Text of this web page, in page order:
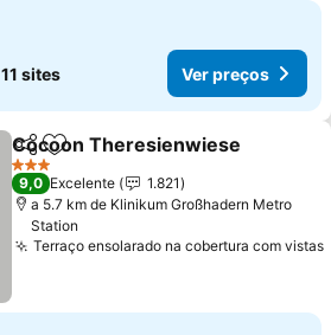
11 sites Ver preços
PartilharAdicionar aos favoritos
Cocoon Theresienwiese
3 Estrelas
9,0 Excelente
1.821
a 5.7 km de Klinikum Großhadern Metro
Station
Terraço ensolarado na cobertura com vistas